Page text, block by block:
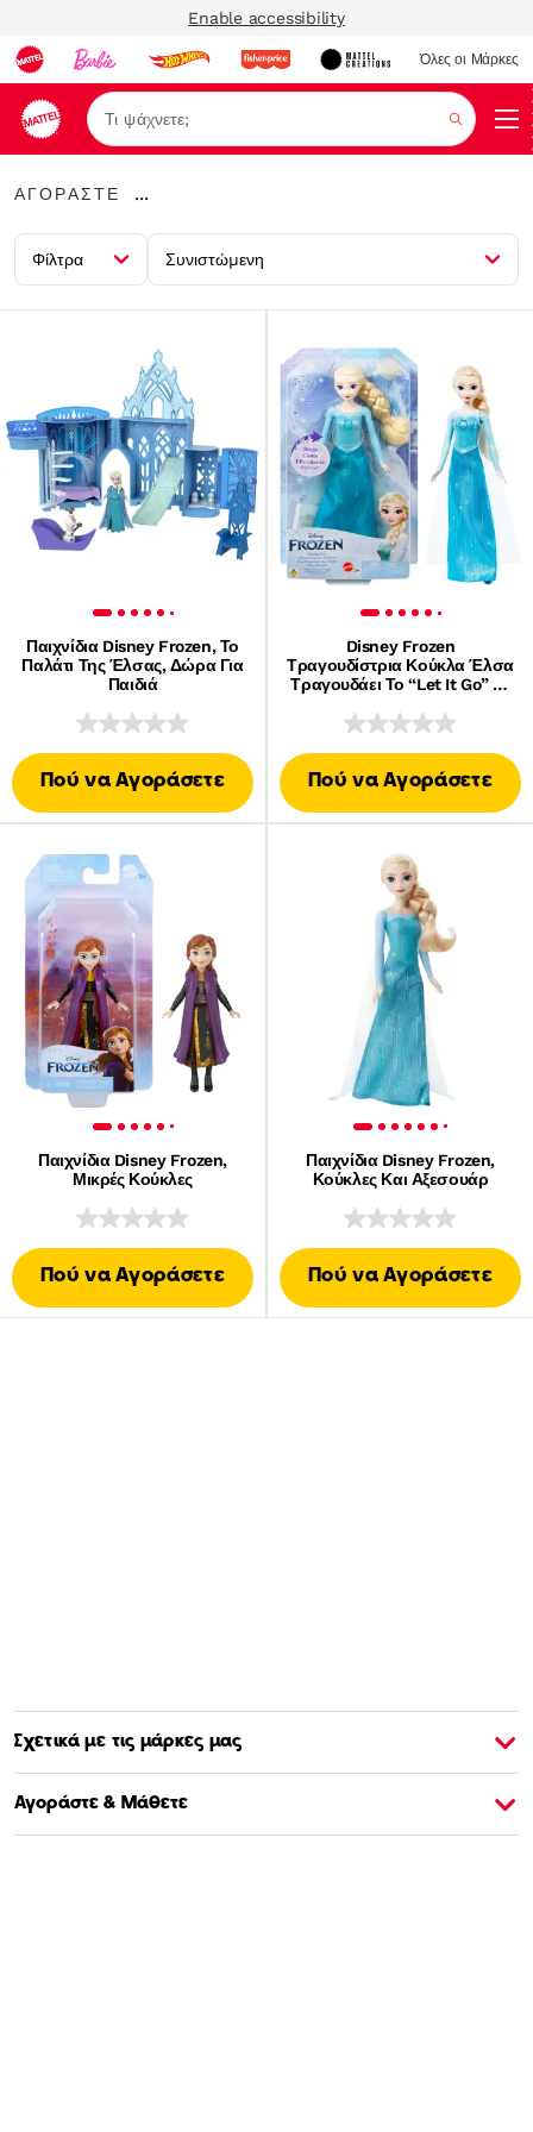
Enable accessibility
Όλες οι Μάρκες
ΑΓΟΡΑΣΤΕ
ΑΓΟΡΑΣΤΕ
...
Breadcrumbs
Φίλτρα Συνιστώμενη
Παιχνίδια Disney Frozen, Το
Παλάτι Της Έλσας, Δώρα Για
Παιδιά
Πού να Αγοράσετε
Disney Frozen
Τραγουδίστρια Κούκλα Έλσα
Τραγουδάει Το “Let It Go” Σε
Πού να Αγοράσετε
Παιχνίδια Disney Frozen,
Μικρές Κούκλες
Πού να Αγοράσετε
Παιχνίδια Disney Frozen,
Κούκλες Και Αξεσουάρ
Πού να Αγοράσετε
Σχετικά με τις μάρκες μας
Αγοράστε & Μάθετε